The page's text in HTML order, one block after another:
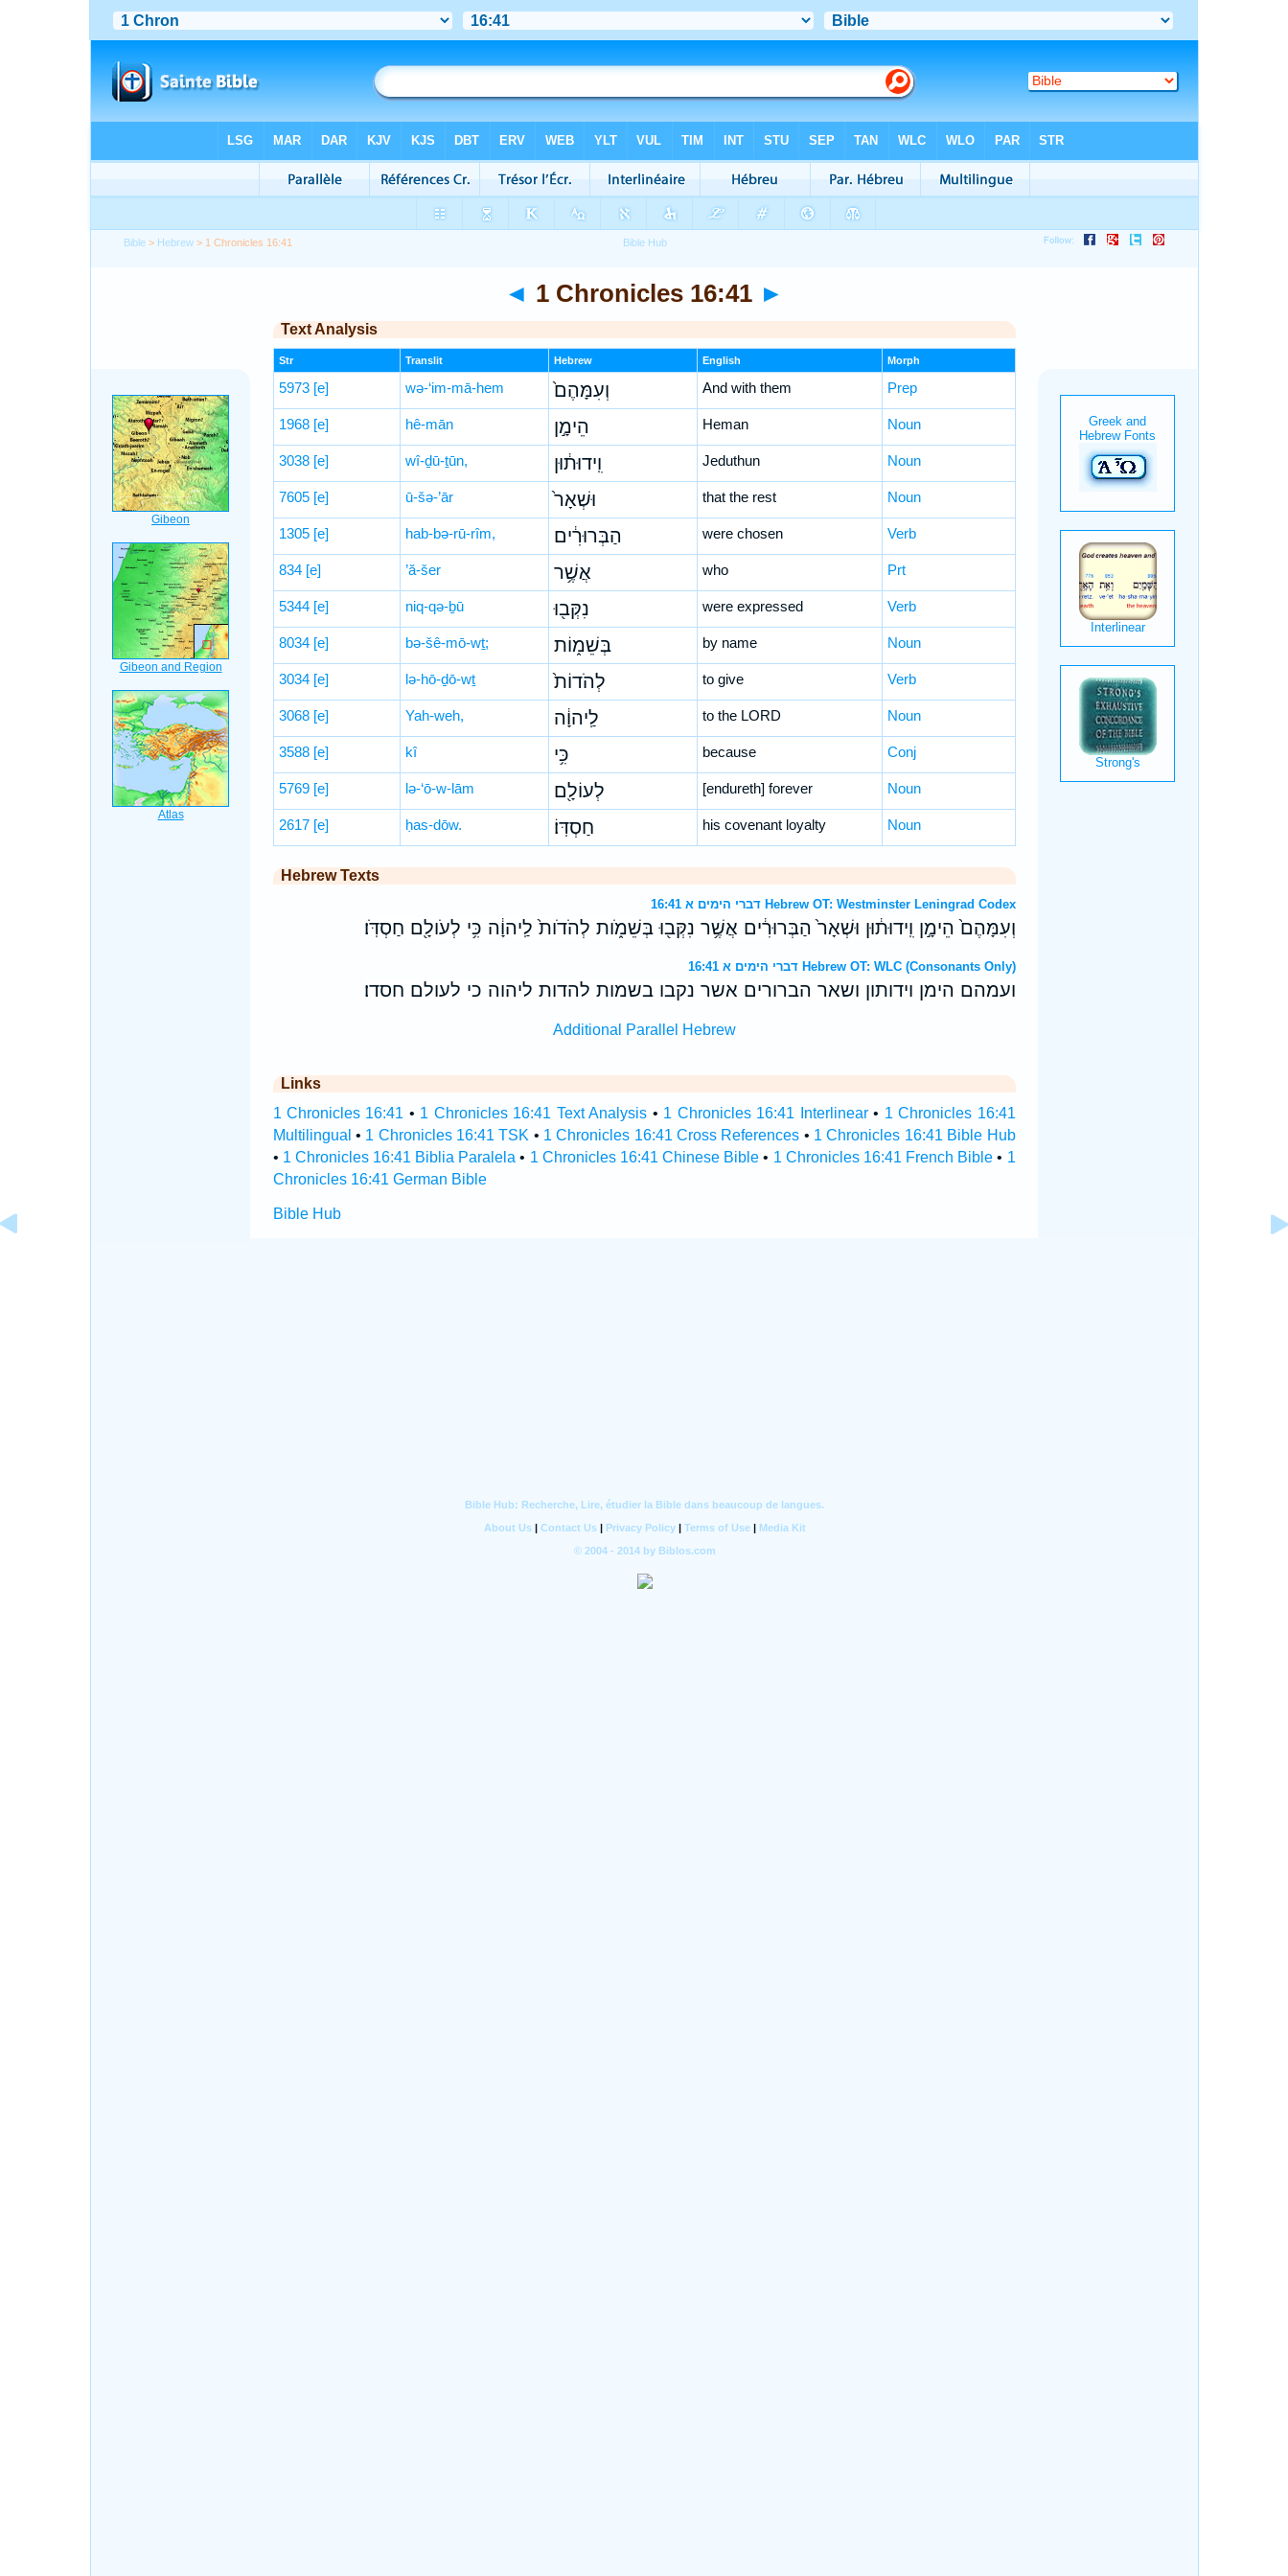
Bible > Hebrew > 1 Chronicles 16:41
◄ 1 Chronicles 16:41 ►
Text Analysis
Str Translit Hebrew English Morph
5973 [e] wə-‘im-mā-hem וְעִמָּהֶם֙ And with them Prep
1968 [e] hê-mān הֵימָ֣ן Heman Noun
3038 [e] wî-ḏū-ṯūn, וִֽידוּת֔וּן Jeduthun Noun
7605 [e] ū-šə-’ār וּשְׁאָר֙ that the rest Noun
1305 [e] hab-bə-rū-rîm, הַבְּרוּרִ֔ים were chosen Verb
834 [e] ’ă-šer אֲשֶׁ֥ר who Prt
5344 [e] niq-qə-ḇū נִקְּב֖וּ were expressed Verb
8034 [e] bə-šê-mō-wṯ; בְּשֵׁמ֑וֹת by name Noun
3034 [e] lə-hō-ḏō-wṯ לְהֹדוֹת֙ to give Verb
3068 [e] Yah-weh, לַֽיהוָ֔ה to the LORD Noun
3588 [e] kî כִּ֥י because Conj
5769 [e] lə-‘ō-w-lām לְעוֹלָ֖ם [endureth] forever Noun
2617 [e] ḥas-dōw. חַסְדּֽוֹ׃ his covenant loyalty Noun
Hebrew Texts
דברי הימים א 16:41 Hebrew OT: Westminster Leningrad Codex
וְעִמָּהֶם֙ הֵימָ֣ן וִֽידוּת֔וּן וּשְׁאָר֙ הַבְּרוּרִ֔ים אֲשֶׁ֥ר נִקְּב֖וּ בְּשֵׁמֹ֑ות לְהֹדֹות֙ לַֽיהוָ֔ה כִּ֥י לְעֹולָ֖ם חַסְדֹּֽו׃
דברי הימים א 16:41 Hebrew OT: WLC (Consonants Only)
ועמהם הימן וידותון ושאר הברורים אשר נקבו בשמות להדות ליהוה כי לעולם חסדו׃
Additional Parallel Hebrew
Links
1 Chronicles 16:41 • 1 Chronicles 16:41 Text Analysis • 1 Chronicles 16:41 Interlinear• 1 Chronicles 16:41
Multilingual • 1 Chronicles 16:41 TSK • 1 Chronicles 16:41 Cross References • 1 Chronicles 16:41 Bible Hub
• 1 Chronicles 16:41 Biblia Paralela • 1 Chronicles 16:41 Chinese Bible • 1 Chronicles 16:41 French Bible • 1
Chronicles 16:41 German Bible
Bible Hub